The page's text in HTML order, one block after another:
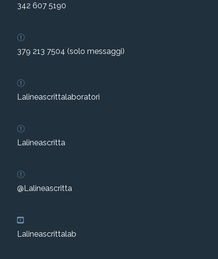
342 607 5190
379 213 7504 (solo messaggi)
Lalineascrittalaboratori
Lalineascritta
@Lalineascritta
Lalineascrittalab